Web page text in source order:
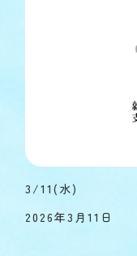
3/11(水)
2026年3月11日